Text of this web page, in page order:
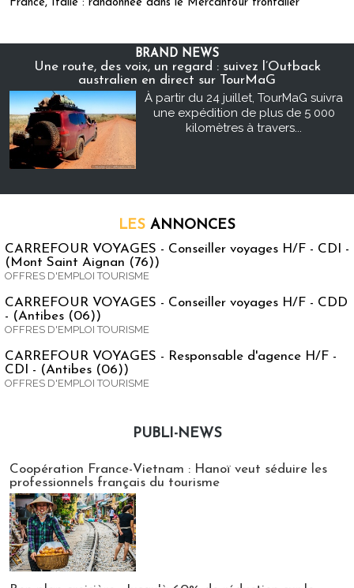
France, Italie : randonnée dans le Mercantour frontalier
BRAND NEWS
Une route, des voix, un regard : suivez l’Outback
australien en direct sur TourMaG
À partir du 24 juillet, TourMaG suivra
une expédition de plus de 5 000
kilomètres à travers...
LES ANNONCES
CARREFOUR VOYAGES - Conseiller voyages H/F - CDI -
(Mont Saint Aignan (76))
OFFRES D'EMPLOI TOURISME
CARREFOUR VOYAGES - Conseiller voyages H/F - CDD
- (Antibes (06))
OFFRES D'EMPLOI TOURISME
CARREFOUR VOYAGES - Responsable d'agence H/F -
CDI - (Antibes (06))
OFFRES D'EMPLOI TOURISME
PUBLI-NEWS
Coopération France-Vietnam : Hanoï veut séduire les
professionnels français du tourisme